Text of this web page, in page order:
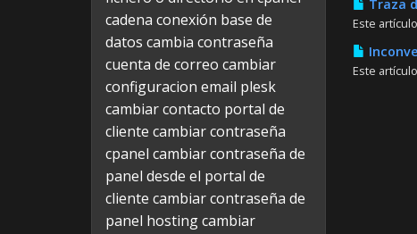
Traza
Este
Este
cadena conexión base de
datos cambia contraseña
cuenta de correo cambiar
configuracion email plesk
cambiar contacto portal de
cliente cambiar contraseña
cpanel cambiar contraseña de
panel desde el portal de
cliente cambiar contraseña de
panel hostingcambiar